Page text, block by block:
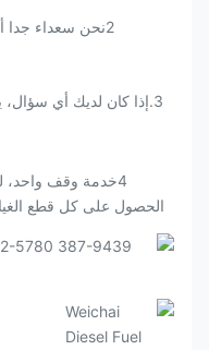
2نحن سعداء جدا
3
.إذا كان لديك أي سؤال،
4خدمة وقف واحد،
الحصول على كل قطع